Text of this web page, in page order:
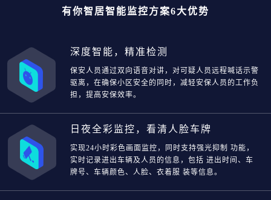
有你智居智能监控方案6大优势
深度智能，精准检测
保安人员通过双向语音对讲，对可疑人员远程喊话示警
驱离，在确保小区安全的同时，减轻安保人员的工作负
担，提高安保效率。
日夜全彩监控，看清人脸车牌
实现24小时彩色画面监控，同时支持强光抑制 功能，
实时记录进出车辆及人员的信息，包括 进出时间、车
牌号、车辆颜色、人脸、衣着服 装等信息。